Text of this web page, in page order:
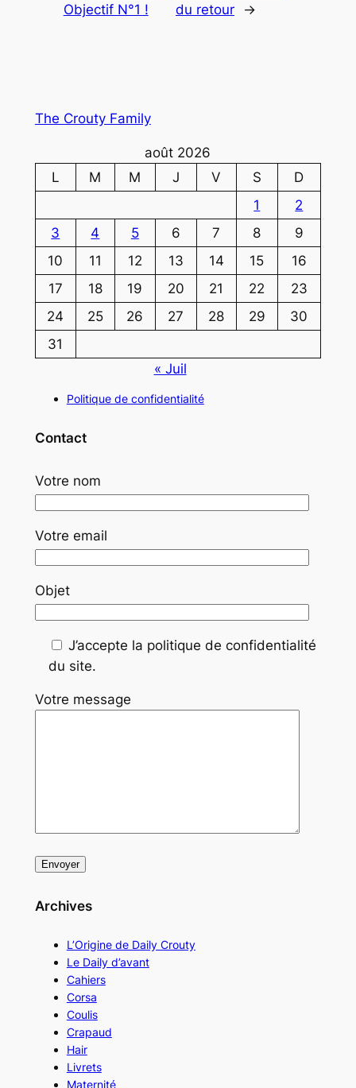
Objectif N°1 !
du retour
→
The Crouty Family
août 2026
L
M M J V S
D
1
2
3
4 5 6 7 8
9
10
11 12 13 14 15
16
17
18 19 20 21 22
23
24
25 26 27 28 29
30
31
« Juil
Politique de confidentialité
Contact
Votre nom
Votre email
Objet
J’accepte la politique de confidentialité
du site.
Votre message
Archives
L’Origine de Daily Crouty
Le Daily d’avant
Cahiers
Corsa
Coulis
Crapaud
Hair
Livrets
Maternité